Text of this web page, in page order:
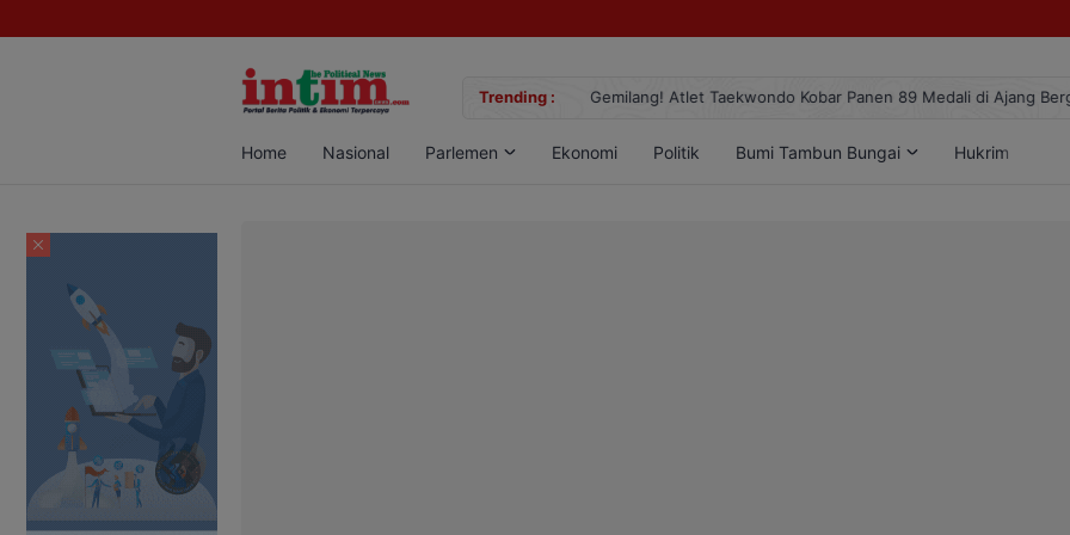
Trending :
Sabu di Pangkalan Bun, Dua Pelaku Diamankan Gemilang! Atlet Taekwondo Kobar Panen 89 Medali di Ajang
Home Nasional Parlemen Ekonomi Politik Bumi Tambun Bungai Hukrim